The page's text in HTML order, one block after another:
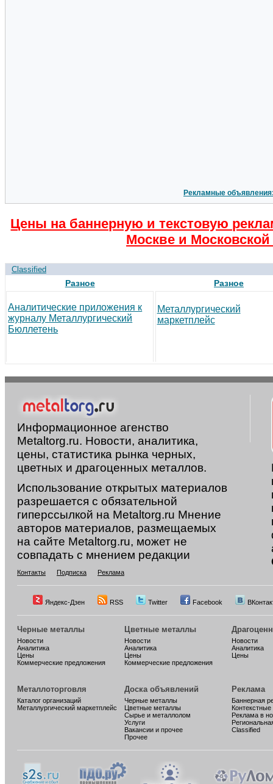
Рекламные
Цены на баннерную и текстовую
Москве и Московской
Classified
Разное
Аналитические приложения к
журналу Металлургический
Бюллетень
Разное
Металлургический
маркетплейс
Информационное агенство
Metaltorg.ru. Новости, аналитика,
цены, статистика рынка черных,
цветных и драгоценных металлов.
Использование открытых материалов
разрешается с обязательной
гиперссылкой на Metaltorg.ru Мнение
авторов материалов, размещаемых
на сайте Metaltorg.ru, может не
совпадать с мнением редакции
Контакты Подписка Реклама
Яндекс-Дзен RSS Twitter Facebook
Черные металлы
Новости
Аналитика
Цены
Коммерческие предложения
Цветные металлы
Новости
Аналитика
Цены
Коммерческие предложения
Новости
Аналитика
Цены
Металлоторговля
Каталог организаций
Металлургический маркетплейс
Доска объявлений
Черные металлы
Цветные металлы
Сырье и металлолом
Услуги
Вакансии и прочее
Прочее
Реклама
Баннерная
Реклама в
Classified